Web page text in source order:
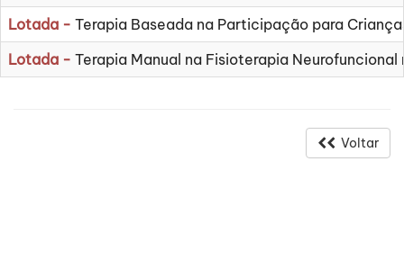
Lotada - Terapia Baseada na Participação para
Lotada - Terapia Manual na Fisioterapia
Voltar